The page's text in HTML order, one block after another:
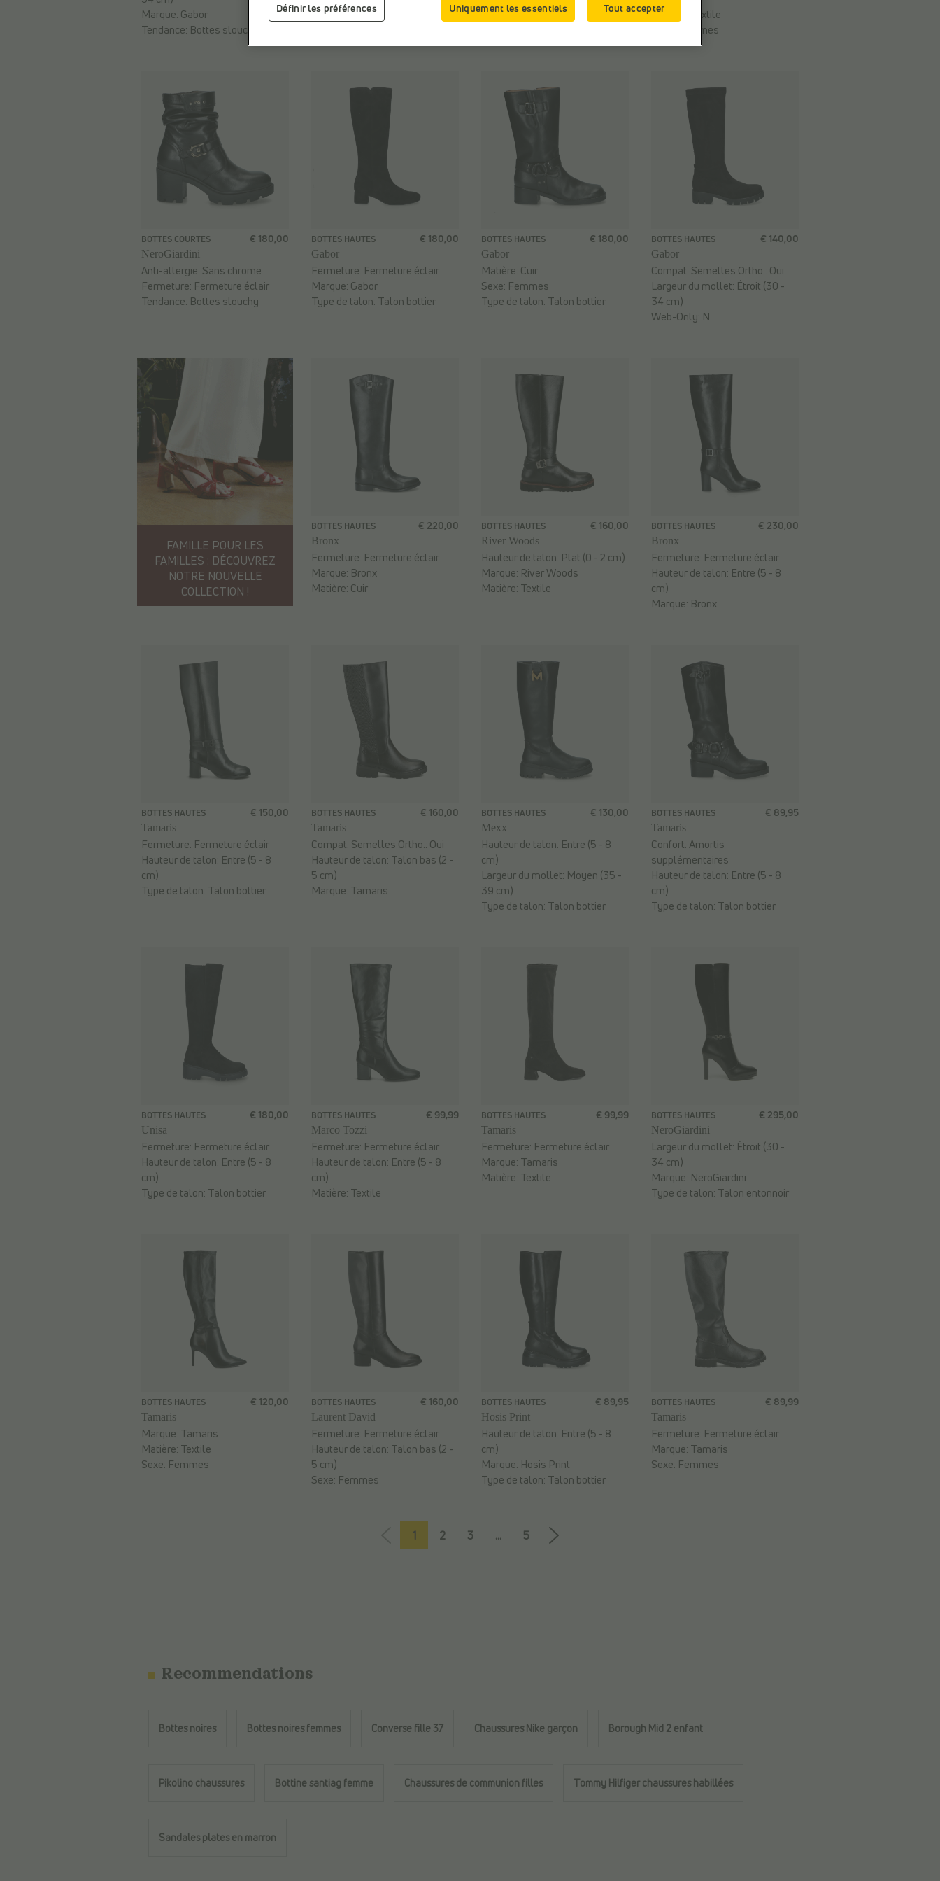
Marque: Gabor
Tendance: Bottes slouchy
Web-Only:N
Matière:Textile
Matière:
Textile
Femmes
BOTTES COURTES
NeroGiardini
€ 180,00
Anti-allergie: Sans chrome
Fermeture: Fermeture éclair
Tendance: Bottes slouchy
BOTTES HAUTES
Gabor
€ 180,00
Fermeture: Fermeture éclair
Marque: Gabor
Type de talon: Talon bottier
BOTTES HAUTES
Gabor
€ 180,00
Matière: Cuir
Sexe: Femmes
Type de talon: Talon bottier
BOTTES HAUTES
Gabor
€ 140,00
Compat. Semelles Ortho.: Oui
Largeur du mollet: Étroit (30 -
34 cm)
Web-Only: N
FAMILLE POUR LES
FAMILLES : DÉCOUVREZ
NOTRE NOUVELLE
COLLECTION !
BOTTES HAUTES
Bronx
€ 220,00
Fermeture: Fermeture éclair
Marque: Bronx
Matière: Cuir
BOTTES HAUTES
River Woods
€ 160,00
Hauteur de talon: Plat (0 - 2 cm)
Marque: River Woods
Matière: Textile
BOTTES HAUTES
Bronx
€ 230,00
Fermeture: Fermeture éclair
Hauteur de talon: Entre (5 - 8
cm)
Marque: Bronx
BOTTES HAUTES
Tamaris
€ 150,00
Fermeture: Fermeture éclair
Hauteur de talon: Entre (5 - 8
cm)
Type de talon: Talon bottier
BOTTES HAUTES
Tamaris
€ 160,00
Compat. Semelles Ortho.: Oui
Hauteur de talon: Talon bas (2 -
5 cm)
Marque: Tamaris
BOTTES HAUTES
Mexx
€ 130,00
Hauteur de talon: Entre (5 - 8
cm)
Largeur du mollet: Moyen (35 -
39 cm)
Type de talon: Talon bottier
BOTTES HAUTES
Tamaris
€ 89,95
Confort:Amortis
supplémentaires
Hauteur de talon: Entre (5 - 8
cm)
Type de talon: Talon bottier
BOTTES HAUTES
Unisa
€ 180,00
Fermeture: Fermeture éclair
Hauteur de talon: Entre (5 - 8
cm)
Type de talon: Talon bottier
BOTTES HAUTES
Marco Tozzi
€ 99,99
Fermeture: Fermeture éclair
Hauteur de talon: Entre (5 - 8
cm)
Matière: Textile
BOTTES HAUTES
Tamaris
€ 99,99
Fermeture: Fermeture éclair
Marque: Tamaris
Matière: Textile
BOTTES HAUTES
NeroGiardini
€ 295,00
Largeur du mollet: Étroit (30 -
34 cm)
Marque: NeroGiardini
Type de talon: Talon entonnoir
BOTTES HAUTES
Tamaris
€ 120,00
Marque: Tamaris
Matière: Textile
Sexe: Femmes
BOTTES HAUTES
Laurent David
€ 160,00
Fermeture: Fermeture éclair
Hauteur de talon: Talon bas (2 -
5 cm)
Sexe: Femmes
BOTTES HAUTES
Hosis Print
€ 89,95
Hauteur de talon: Entre (5 - 8
cm)
Marque: Hosis Print
Type de talon: Talon bottier
BOTTES HAUTES
Tamaris
€ 89,99
Fermeture: Fermeture éclair
Marque: Tamaris
Sexe: Femmes
1 2 3 ... 5
Recommendations
Bottes noires Bottes noires femmes Converse fille 37 Chaussures Nike garçon Borough Mid 2 enfant
Pikolino chaussures Bottine santiag femme Chaussures de communion filles Tommy Hilfiger chaussures habillées
Sandales plates en marron
Définir les préférences Uniquement les essentiels Tout accepter